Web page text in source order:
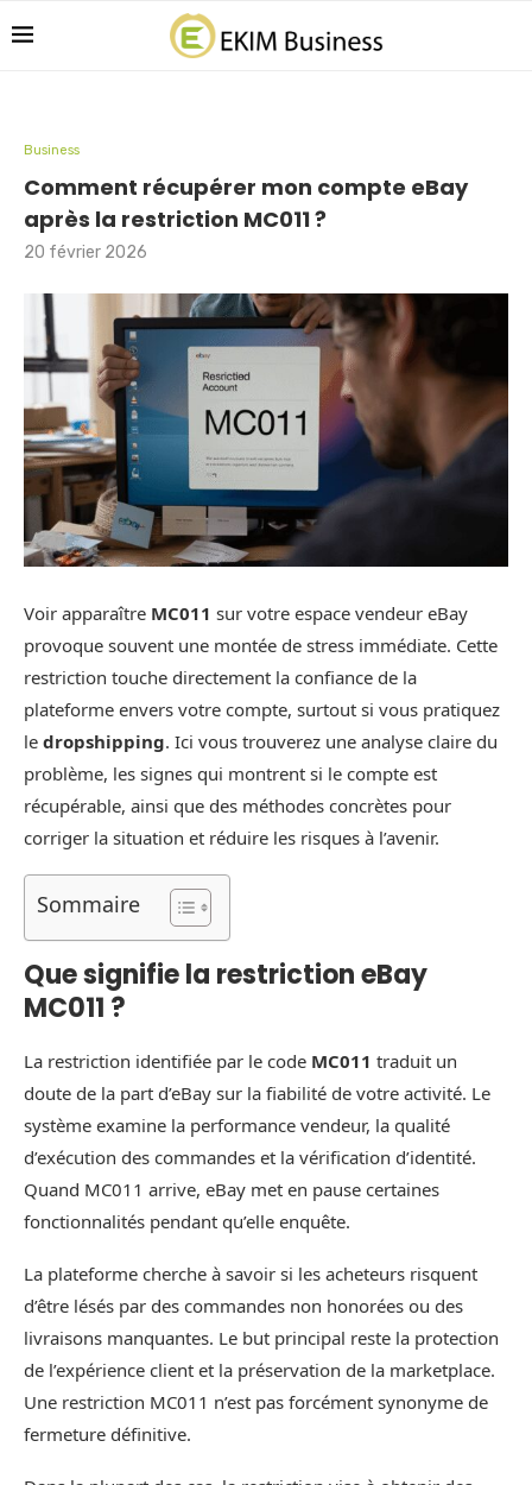
Business
Comment récupérer mon compte eBay
après la restriction MC011 ?
20 février 2026
Voir apparaître MC011 sur votre espace vendeur eBay
provoque souvent une montée de stress immédiate. Cette
restriction touche directement la confiance de la
plateforme envers votre compte, surtout si vous pratiquez
le dropshipping. Ici vous trouverez une analyse claire du
problème, les signes qui montrent si le compte est
récupérable, ainsi que des méthodes concrètes pour
corriger la situation et réduire les risques à l’avenir.
Sommaire
Que signifie la restriction eBay
MC011 ?
La restriction identifiée par le code MC011 traduit un
doute de la part d’eBay sur la fiabilité de votre activité. Le
système examine la performance vendeur, la qualité
d’exécution des commandes et la vérification d’identité.
Quand MC011 arrive, eBay met en pause certaines
fonctionnalités pendant qu’elle enquête.
La plateforme cherche à savoir si les acheteurs risquent
d’être lésés par des commandes non honorées ou des
livraisons manquantes. Le but principal reste la protection
de l’expérience client et la préservation de la marketplace.
Une restriction MC011 n’est pas forcément synonyme de
fermeture définitive.